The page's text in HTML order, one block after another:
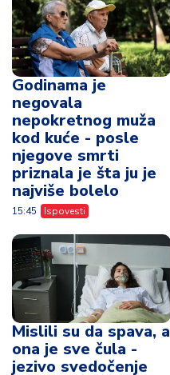
Godinama je
negovala
nepokretnog muža
kod kuće - posle
njegove smrti
priznala je šta ju je
najviše bolelo
15:45 Ispovesti
Mislili su da spava, a
ona je sve čula -
jezivo svedočenje